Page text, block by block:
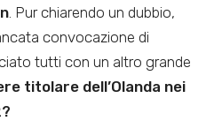
. Pur chiarendo un dubbio,
convocazione di
tutti con un altro grande
titolare dell’Olanda nei